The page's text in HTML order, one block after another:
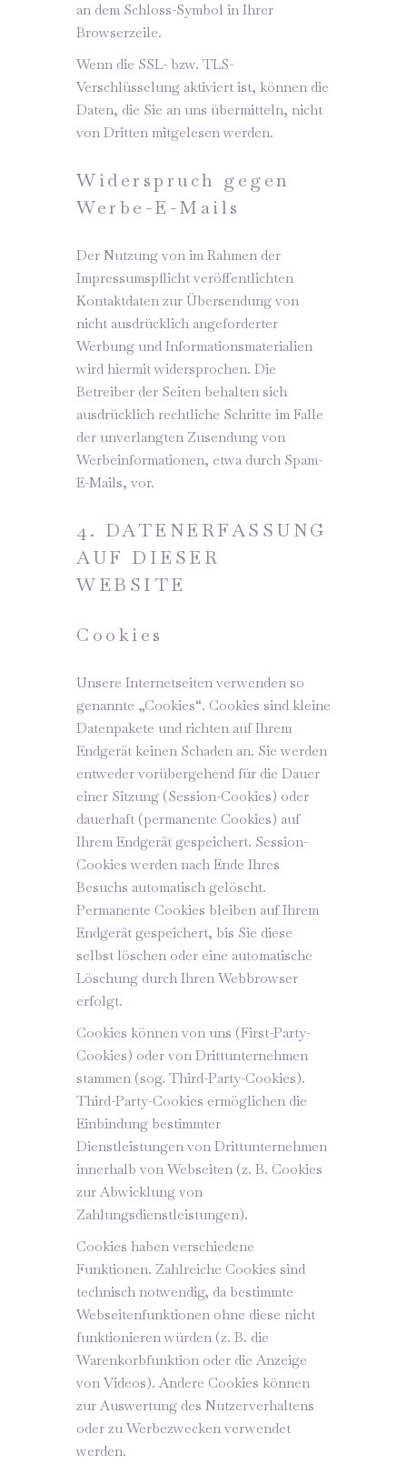
an dem Schloss-Symbol in Ihrer
Browserzeile.
Wenn die SSL- bzw. TLS-
Verschlüsselung aktiviert ist, können die
Daten, die Sie an uns übermitteln, nicht
von Dritten mitgelesen werden.
Widerspruch gegen
Werbe-E-Mails
Der Nutzung von im Rahmen der
Impressumspflicht veröffentlichten
Kontaktdaten zur Übersendung von
nicht ausdrücklich angeforderter
Werbung und Informationsmaterialien
wird hiermit widersprochen. Die
Betreiber der Seiten behalten sich
ausdrücklich rechtliche Schritte im Falle
der unverlangten Zusendung von
Werbeinformationen, etwa durch Spam-
E-Mails, vor.
4. DATENERFASSUNG
AUF DIESER
WEBSITE
Cookies
Unsere Internetseiten verwenden so
genannte „Cookies“. Cookies sind kleine
Datenpakete und richten auf Ihrem
Endgerät keinen Schaden an. Sie werden
entweder vorübergehend für die Dauer
einer Sitzung (Session-Cookies) oder
dauerhaft (permanente Cookies) auf
Ihrem Endgerät gespeichert. Session-
Cookies werden nach Ende Ihres
Besuchs automatisch gelöscht.
Permanente Cookies bleiben auf Ihrem
Endgerät gespeichert, bis Sie diese
selbst löschen oder eine automatische
Löschung durch Ihren Webbrowser
erfolgt.
Cookies können von uns (First-Party-
Cookies) oder von Drittunternehmen
stammen (sog. Third-Party-Cookies).
Third-Party-Cookies ermöglichen die
Einbindung bestimmter
Dienstleistungen von Drittunternehmen
innerhalb von Webseiten (z. B. Cookies
zur Abwicklung von
Zahlungsdienstleistungen).
Cookies haben verschiedene
Funktionen. Zahlreiche Cookies sind
technisch notwendig, da bestimmte
Webseitenfunktionen ohne diese nicht
funktionieren würden (z. B. die
Warenkorbfunktion oder die Anzeige
von Videos). Andere Cookies können
zur Auswertung des Nutzerverhaltens
oder zu Werbezwecken verwendet
werden.